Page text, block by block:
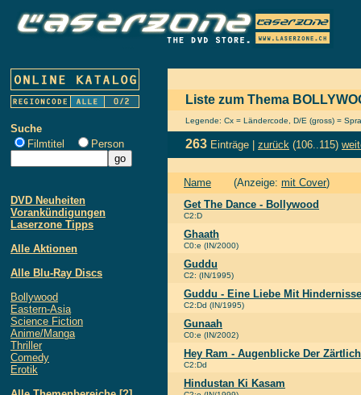
Suche
Filmtitel
Person
DVD Neuheiten
Vorankündigungen
Laserzone Tipps
Alle Aktionen
Alle Blu-Ray Discs
Bollywood
Eastern-Asia
Science Fiction
Anime/Manga
Thriller
Comedy
Erotik
Liste zum Thema
Legende: Cx = Ländercode, D/E (gross) =
263 Einträge | zurück (106..115)
Name (Anzeige: mit Cover)
Get The Dance - Bollywood
C2:D
Ghaath
C0:e (IN/2000)
Guddu
C2: (IN/1995)
Guddu - Eine Liebe Mit
C2:Dd (IN/1995)
Gunaah
C0:e (IN/2002)
Hey Ram - Augenblicke Der
C2:Dd
Hindustan Ki Kasam